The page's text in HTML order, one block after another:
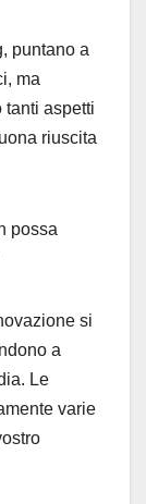
puntano a
ma
aspetti
riuscita
possa
si
a
Le
varie